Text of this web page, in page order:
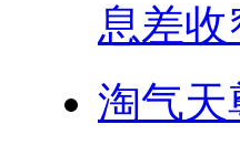
息差
淘气天